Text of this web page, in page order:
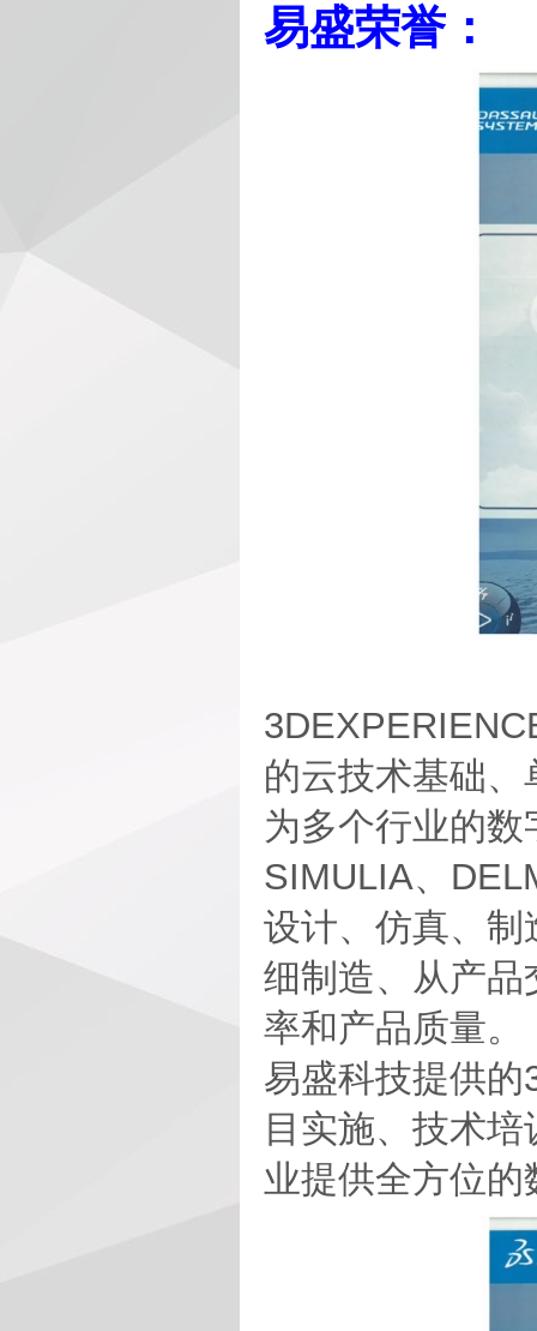
易盛荣誉：
的云技术基础
为多个行业的
SIMULIA、
设计、仿真、
细制造、从产
率和产品质量。
易盛科技提供
目实施、技术
业提供全方位